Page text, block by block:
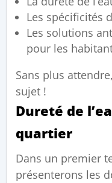
Les spécificités
Les solutions
pour les
Sans plus
sujet !
Dureté de
quartier
Dans un premier
présenterons les